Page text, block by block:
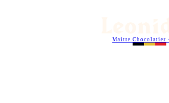
Maitre Chocolatier